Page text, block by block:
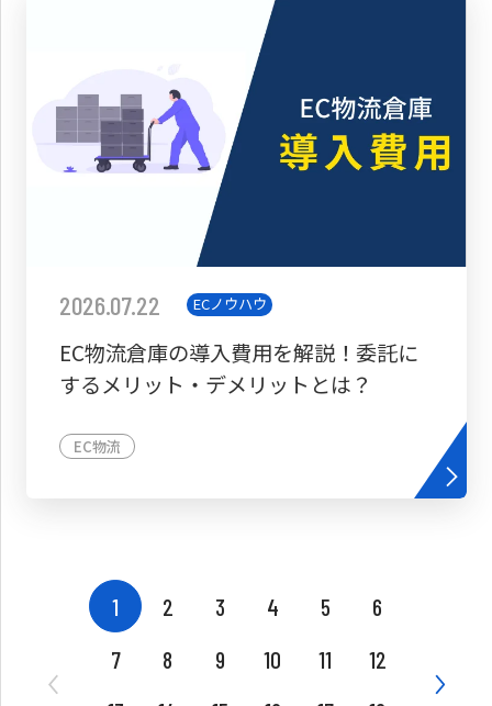
2026.07.22 ECノウハウ
EC物流倉庫の導入費用を解説！委託に
するメリット・デメリットとは？
EC物流
1 2 3 4 5
6
7
8 9 10 11
12